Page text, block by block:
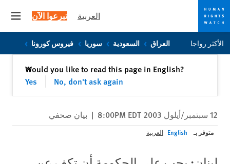
Skip
to
Skip
to
العربية تبرعوا الآن
الأكثر رواجا العراق السعودية سوريا فيروس كورونا
Would you like to read this page in English?
Yes
No, don't ask again
✕إغلاق
12 سبتمبر/أيلول 2003 8:00PM EDT | بيان صحفي
متوفر بـ English العربية